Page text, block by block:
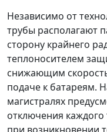
Независимо от
трубы располагают
сторону крайнего
теплоносителем
снижающим
подаче к батареям.
магистралях
отключения